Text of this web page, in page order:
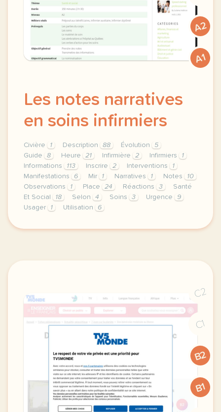
A2
A1
Les notes narratives
en soins infirmiers
Civière 1 Description 88 Évolution
5
Guide
8 Heure 21 Infirmière 2 Infirmiers
1
Informations
113 Inscrire 2 Interventions
1
Manifestations
6 Mir 1 Narratives 1 Notes
10
Observations
1 Place 24 Réactions 3
Santé
Et Social
18 Selon 4 Soins 3 Urgence
9
Usager
1 Utilisation 6
theme sante et social duree 150 minutes 2 h 30
C2
C1
B2
B1